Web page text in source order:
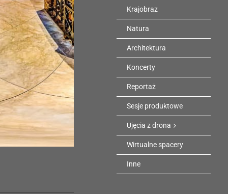
Krajobraz
Natura
Architektura
Koncerty
Reportaż
Sesje produktowe
Ujęcia z drona
Wirtualne spacery
Inne